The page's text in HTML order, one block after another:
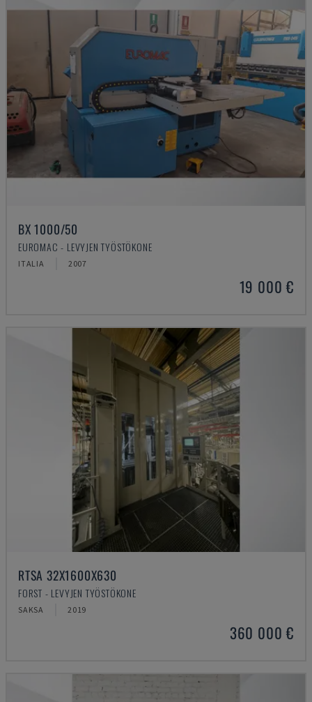
BX 1000/50
EUROMAC - LEVYJEN TYÖSTÖKONE
ITALIA 2007
19 000 €
RTSA 32X1600X630
FORST - LEVYJEN TYÖSTÖKONE
SAKSA 2019
360 000 €